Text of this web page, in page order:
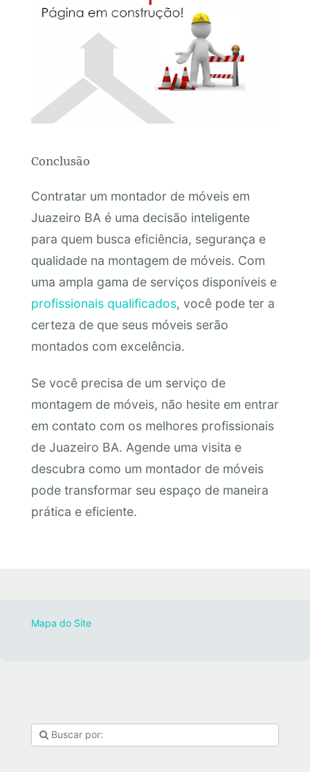
Conclusão
Contratar um montador de móveis em
Juazeiro BA é uma decisão inteligente
para quem busca eficiência, segurança e
qualidade na montagem de móveis. Com
uma ampla gama de serviços disponíveis e
profissionais qualificados, você pode ter a
certeza de que seus móveis serão
montados com excelência.
Se você precisa de um serviço de
montagem de móveis, não hesite em entrar
em contato com os melhores profissionais
de Juazeiro BA. Agende uma visita e
descubra como um montador de móveis
pode transformar seu espaço de maneira
prática e eficiente.
Mapa do Site